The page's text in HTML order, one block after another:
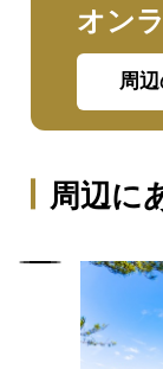
オン
周
周辺に